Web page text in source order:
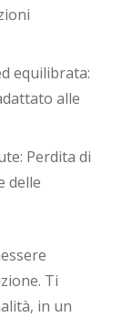
equilibrata:
alle
Perdita di
delle
Ti
in un